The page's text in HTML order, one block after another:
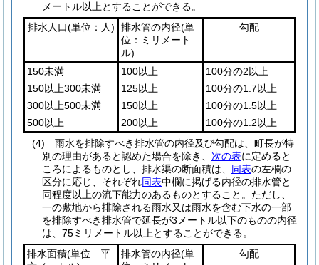
メートル以上とすることができる。
排水人口(単位：人) 排水管の内径(単
位：ミリメート
ル)
勾配
150未満 100以上
100分の2以上
150以上300未満
125以上
100分の1.7以上
300以上500未満
150以上
100分の1.5以上
500以上
200以上
100分の1.2以上
(4)
雨水を排除すべき排水管の内径及び勾配は、町長が特
別の理由があると認めた場合を除き、 次の表に定めると
ころによるものとし、排水渠の断面積は、 同表の左欄の
区分に応じ、それぞれ同表中欄に掲げる内径の排水管と
同程度以上の流下能力のあるものとすること。 ただし、
一の敷地から排除される雨水又は雨水を含む下水の一部
を排除すべき排水管で延長が3メートル以下のものの内径
は、75ミリメートル以上とすることができる。
排水面積(単位 平
排水管の内径(単
勾配